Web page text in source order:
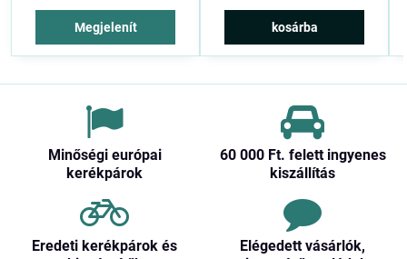
Megjelenít kosárba
Minőségi európai
kerékpárok
60 000 Ft​. felett ingyenes
kiszállítás
Eredeti kerékpárok és
Elégedett vásárlók,